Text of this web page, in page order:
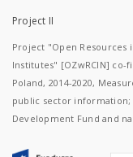
Project II
Project "Open Resources
Institutes" [OZwRCIN]
Poland, 2014-2020,
public sector information;
Development Fund and